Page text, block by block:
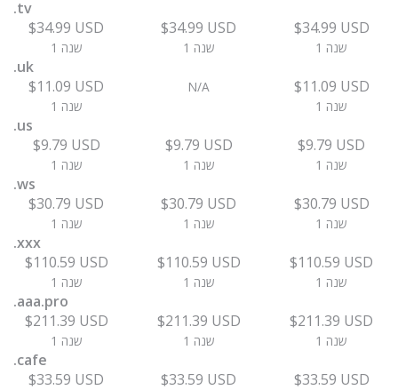
.tv
$34.99 USD
1 שנה
$34.99 USD
1 שנה
$34.99 USD
1 שנה
.uk
$11.09 USD
1 שנה
N/A $11.09 USD
1 שנה
.us
$9.79 USD
1 שנה
$9.79 USD
1 שנה
$9.79 USD
1 שנה
.ws
$30.79 USD
1 שנה
$30.79 USD
1 שנה
$30.79 USD
1 שנה
.xxx
$110.59 USD
1 שנה
$110.59 USD
1 שנה
$110.59 USD
1 שנה
.aaa.pro
$211.39 USD
1 שנה
$211.39 USD
1 שנה
$211.39 USD
1 שנה
.cafe
$33.59 USD
$33.59 USD $33.59 USD